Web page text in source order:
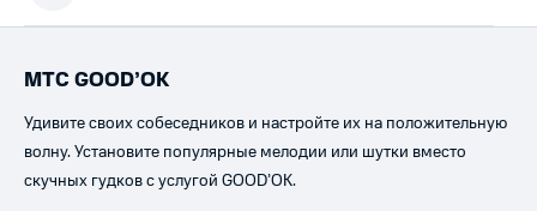
МТС GOOD’OK
Удивите своих собеседников и настройте их на положительную
волну. Установите популярные мелодии или шутки вместо
скучных гудков с услугой GOOD’OK.